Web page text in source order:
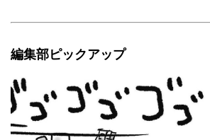
編集部ピックアップ